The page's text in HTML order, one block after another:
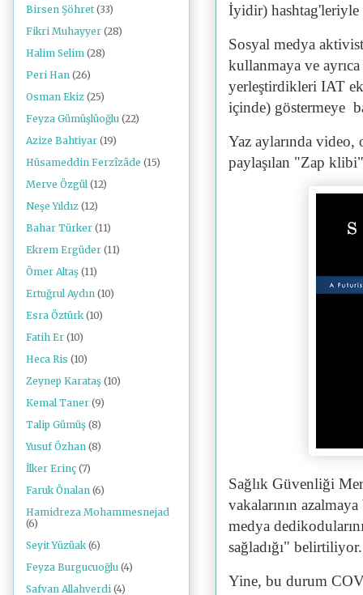
İyidir) hashtag'leriyle
Sosyal medya
kullanmaya ve ayrıca
yerleştirdikleri IAT
içinde) göstermeye
Yaz aylarında video,
paylaşılan "Zap
Sağlık Güvenliği
vakalarının
medya
sağladığı" belirtiliyor.
Yine, bu durum
Birsen Şöhret (33)
Fikri Muhayyer (28)
Halim Selim (28)
Peri Han (26)
Osman Ekiz (25)
Feyza Gümüşlüoğlu (22)
Azize Bahtiyar (19)
Hüsameddin Ferzîzâde (15)
Merve Özgül (12)
Neşe Yıldız (12)
Bahar Türker (11)
Ekrem Ergüder (11)
Ömer Altaş (11)
Ertuğrul Aydın (10)
Esra Öztürk (10)
Fatih Er (10)
Heca Ris (10)
Zeynep Karataş (10)
Kemal Taner (9)
Talip Gümüş (8)
Yusuf Özhan (8)
İlker Erinç (7)
Faruk Önalan (6)
Hamidreza Mohammesnejad
(6)
Seyit Yüzüak (6)
Feyza Burgucuoğlu (4)
Safvan Allahverdi (4)